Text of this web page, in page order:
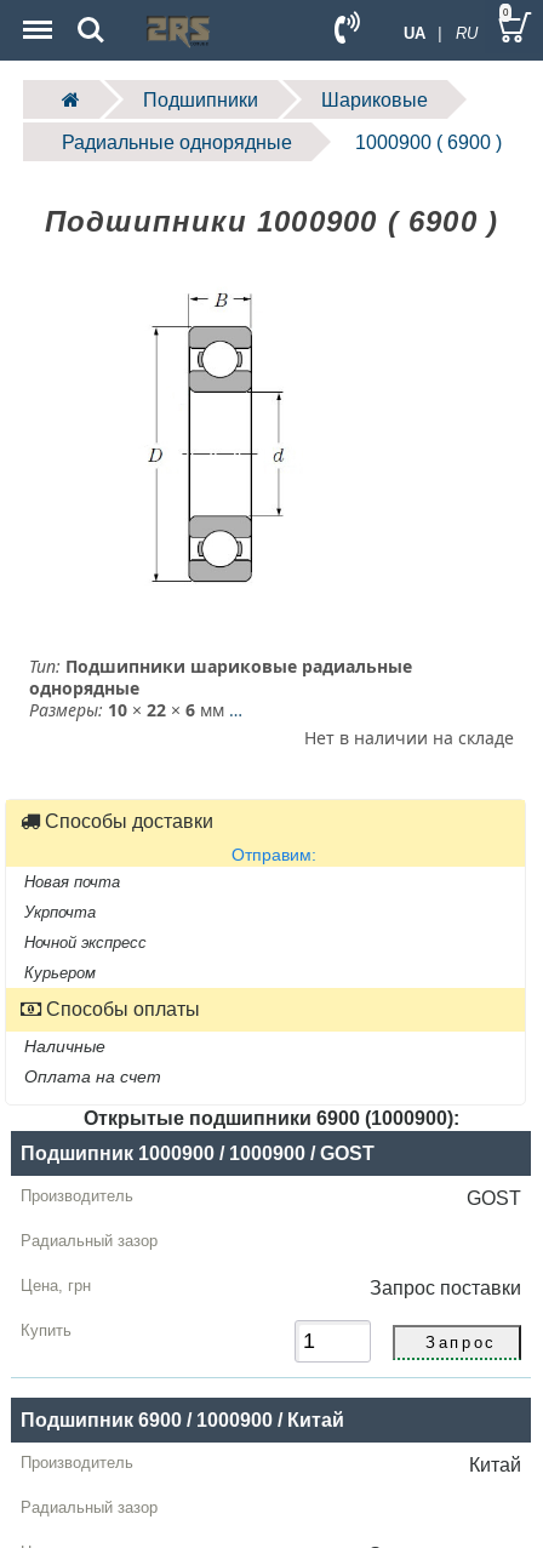
UA | RU
Search 0
Подшипники Шариковые
Радиальные однорядные 1000900 ( 6900 )
Подшипники 1000900 ( 6900 )
Тип: Подшипники шариковые радиальные
однорядные
Размеры: 10 ×22 ×6 мм …
Нет в наличии на складе
Способы доставки
Отправим:
Новая почта
Укрпочта
Ночной экспресс
Курьером
Способы оплаты
Наличные
Оплата на счет
Открытые подшипники 6900 (1000900):
Название
Производитель
Радиальный
грн
Купить
Подшипник 1000900 / 1000900 / GOST
GOST
Запрос поставки
Подшипник 6900 / 1000900 / Китай
Китай